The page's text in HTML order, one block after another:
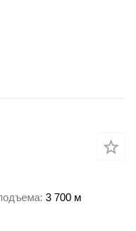
3 700 м